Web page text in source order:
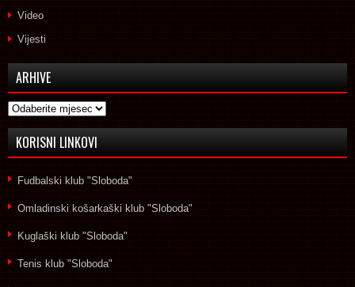
Video
Vijesti
ARHIVE
Arhive
KORISNI LINKOVI
Fudbalski klub "Sloboda"
Omladinski košarkaški klub "Sloboda"
Kuglaški klub "Sloboda"
Tenis klub "Sloboda"